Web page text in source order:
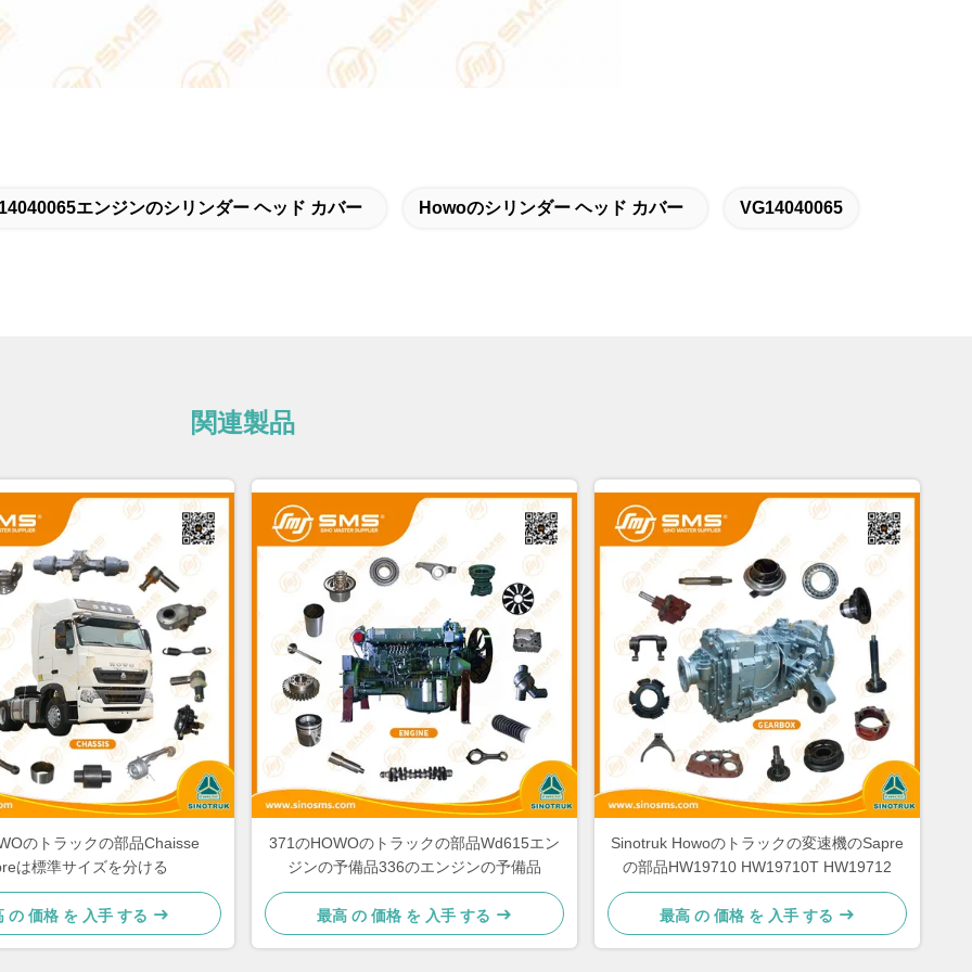
エンジンのシリンダー ヘッド カバー Howoのシリンダー ヘッド カバー VG14040065
関連製品
のトラックの部品Chaisse
は標準サイズを分ける
の 価格 を 入手 する
371のHOWOのトラックの部品Wd615エン
ジンの予備品336のエンジンの予備品
最高 の 価格 を 入手 する
Sinotruk Howoのトラックの変速機のSapre
の部品HW19710 HW19710T HW19712
最高 の 価格 を 入手 する